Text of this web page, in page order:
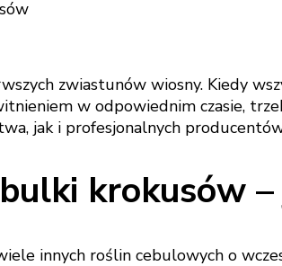
zwiastunów wiosny. Kiedy
w odpowiednim czasie,
jak i profesjonalnych
krokusów
innych roślin cebulowych o